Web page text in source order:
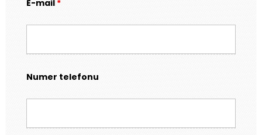
E-mail *
Numer telefonu